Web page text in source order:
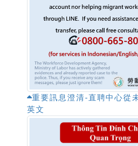
重要訊息澄清-直聘中心從
英文